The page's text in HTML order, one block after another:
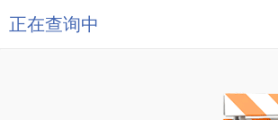
正在查询中